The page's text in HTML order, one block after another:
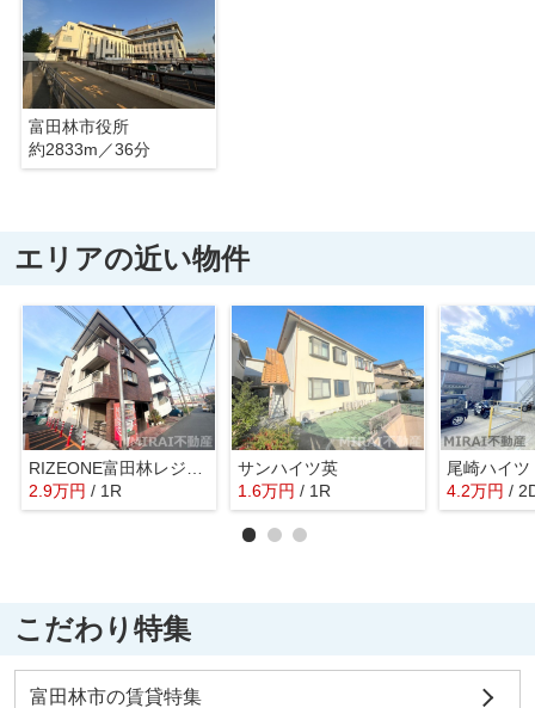
富田林市役所
約2833m／36分
エリアの近い物件
2.9万円 / 1R
サンハイツ英
1.6万円 / 1R
尾崎ハイツ
4.2万円 /
こだわり特集
富田林市の賃貸特集